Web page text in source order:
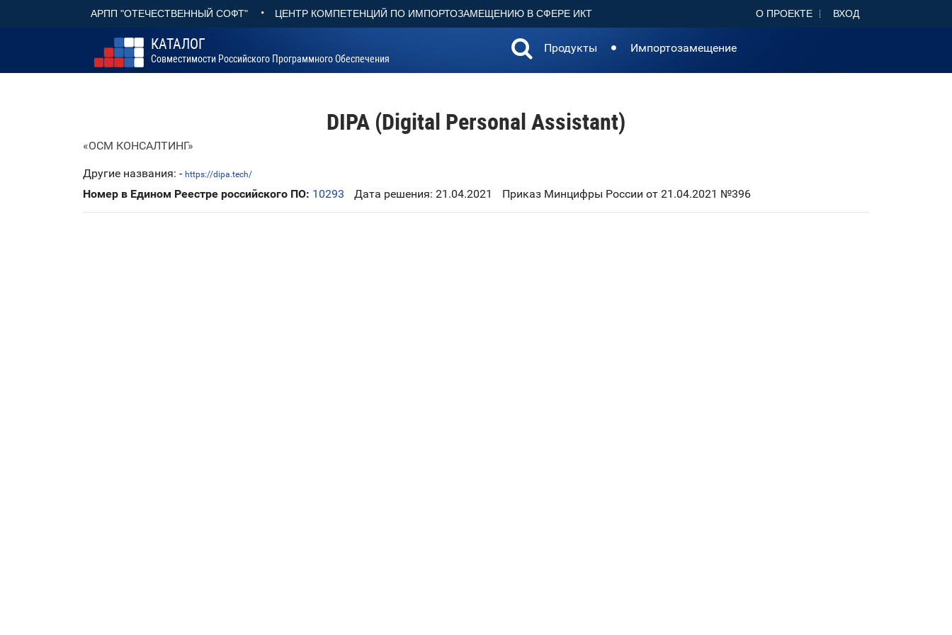
АРПП "ОТЕЧЕСТВЕННЫЙ СОФТ" • ЦЕНТР КОМПЕТЕНЦИЙ ПО ИМПОРТОЗАМЕЩЕНИЮ В СФЕРЕ ИКТ О ПРОЕКТЕ ВХОД
КАТАЛОГ
Совместимости Российского Программного Обеспечения
Продукты Импортозамещение
DIPA (Digital Personal Assistant)
«ОСМ КОНСАЛТИНГ»
Другие названия: - https://dipa.tech/
Номер в Едином Реестре российского ПО: 10293 Дата решения: 21.04.2021 Приказ Минцифры России от 21.04.2021 №396